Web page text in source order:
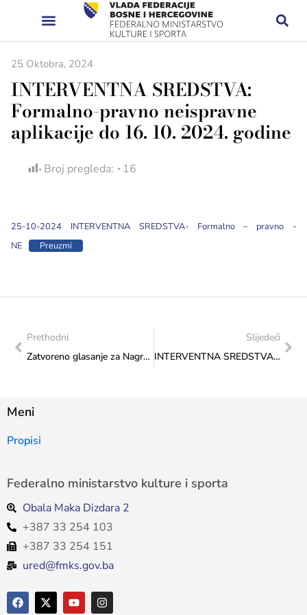
25 Oktobra, 2024
INTERVENTNA SREDSTVA:
Formalno-pravno neispravne
aplikacije do 16. 10. 2024. godine
Broj pregleda: 16
25-10-2024 INTERVENTNA SREDSTVA- Formalno – pravno -
NE
Preuzmi
Prethodni
Zatvoreno glasanje za Nagradu publike Konkursa „Mladi i naslijeđe 2024. godine“
Slijedeći
INTERVENTNA SREDSTVA: Aplikacije koje nisu zadovoljile kriterije hitnosti i nepredviđenosti u periodu do 16. 10. 2024. godine
Meni
Propisi
Federalno ministarstvo kulture i sporta
Obala Maka Dizdara 2
+387 33 254 103
+387 33 254 151
ured@fmks.gov.ba